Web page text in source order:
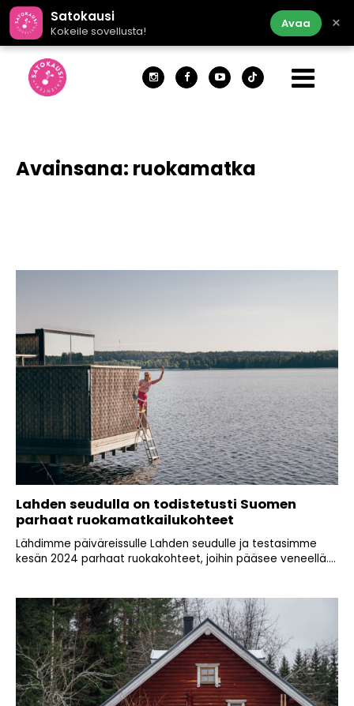
Satokausi
Kokeile sovellusta!
Avaa ×
Avainsana: ruokamatka
Lahden seudulla on todistetusti Suomen
parhaat ruokamatkailukohteet
Lähdimme päiväreissulle Lahden seudulle ja testasimme
kesän 2024 parhaat ruokakohteet, joihin pääsee veneellä....